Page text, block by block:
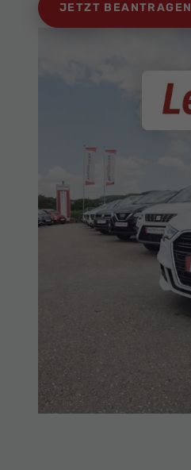
JETZT BEANTRAGEN